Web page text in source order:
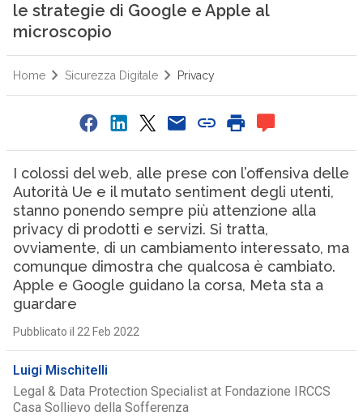
le strategie di Google e Apple al
microscopio
Home Sicurezza Digitale Privacy
I colossi del web, alle prese con l’offensiva delle
Autorità Ue e il mutato sentiment degli utenti,
stanno ponendo sempre più attenzione alla
privacy di prodotti e servizi. Si tratta,
ovviamente, di un cambiamento interessato, ma
comunque dimostra che qualcosa è cambiato.
Apple e Google guidano la corsa, Meta sta a
guardare
Pubblicato il 22 Feb 2022
Luigi Mischitelli
Legal & Data Protection Specialist at Fondazione IRCCS
Casa Sollievo della Sofferenza